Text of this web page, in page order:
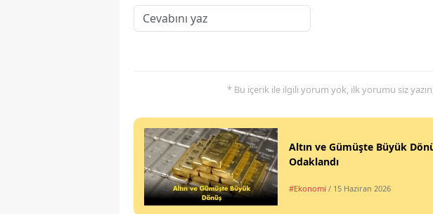
* Bu içerik ile ilgili yorum yok, ilk yorumu siz
Altın ve Gümüşte Büyük
Odaklandı
#Ekonomi / 15 Haziran 2026